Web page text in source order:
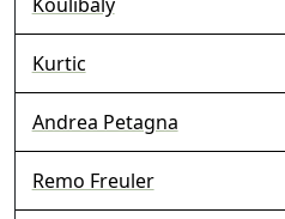
Kurtic
Andrea Petagna
Remo Freuler